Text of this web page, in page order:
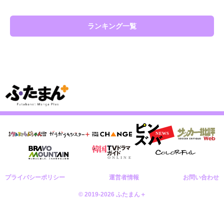
ランキング一覧
プライバシーポリシー 運営者情報 お問い合わせ
© 2019-2026 ふたまん＋